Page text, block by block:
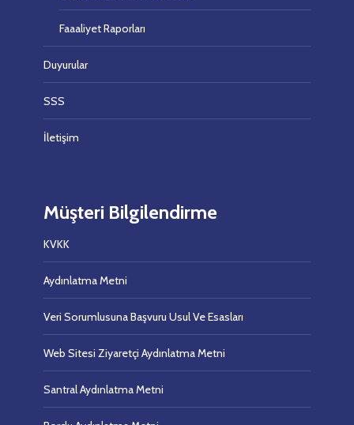
Faaaliyet Raporları
Duyurular
SSS
İletişim
Müşteri Bilgilendirme
KVKK
Aydınlatma Metni
Veri Sorumlusuna Başvuru Usul Ve Esasları
Web Sitesi Ziyaretçi Aydınlatma Metni
Santral Aydınlatma Metni